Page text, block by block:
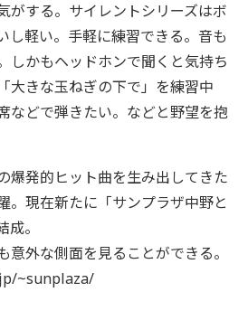
がする。サイレントシリーズはボ
し軽い。手軽に練習できる。音も
しかもヘッドホンで聞くと気持ち
大きな玉ねぎの下で」を練習中
などで弾きたい。などと野望を抱
爆発的ヒット曲を生み出してきた
。現在新たに「サンプラザ中野と
。
意外な側面を見ることができる。
~sunplaza/